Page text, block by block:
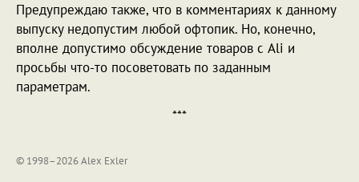
Предупреждаю также, что в комментариях к данному
выпуску недопустим любой офтопик. Но, конечно,
вполне допустимо обсуждение товаров с Ali и
просьбы что-то посоветовать по заданным
параметрам.
***
© 1998–2026 Alex Exler